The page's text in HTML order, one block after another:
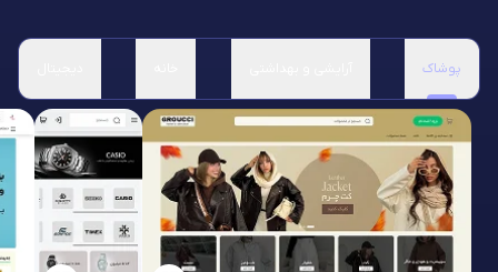
پوشاک